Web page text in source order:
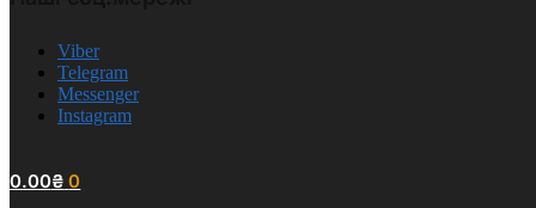
Viber
Telegram
Messenger
Instagram
0.00₴ 0